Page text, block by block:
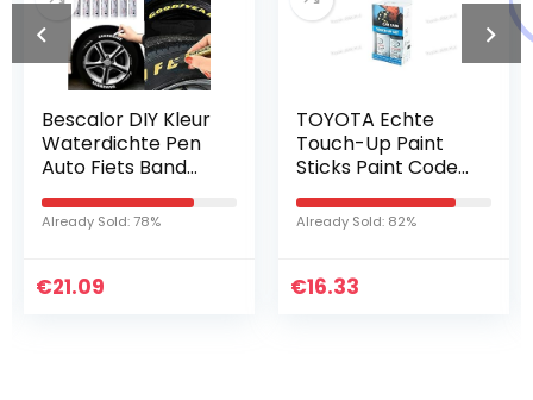
TOYOTA Echte
Touch-Up Paint
Sticks Paint Code
1G3
PZ448W1G3009
Already Sold: 82%
€16.33
Halvar 2-K MATT
jachtlak grijs RAL
7000-7047
bootlak voor GFK /
polyester /
kunststof 2-
incl. verharder…
Already Sold: 38%
€49.90